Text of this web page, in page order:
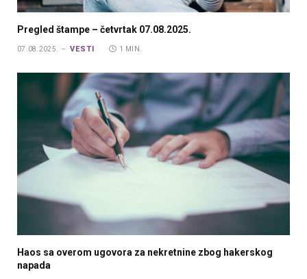
Pregled štampe – četvrtak 07.08.2025.
07.08.2025. VESTI 1 MIN.
Haos sa overom ugovora za nekretnine zbog hakerskog
napada